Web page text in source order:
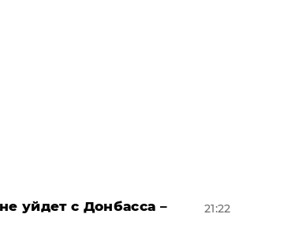
уйдет с Донбасса –
21:22